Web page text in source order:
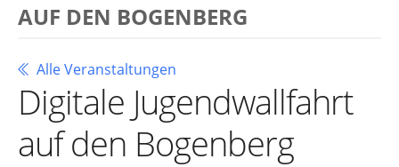
AUF DEN BOGENBERG
Alle Veranstaltungen
Digitale Jugendwallfahrt
auf den Bogenberg